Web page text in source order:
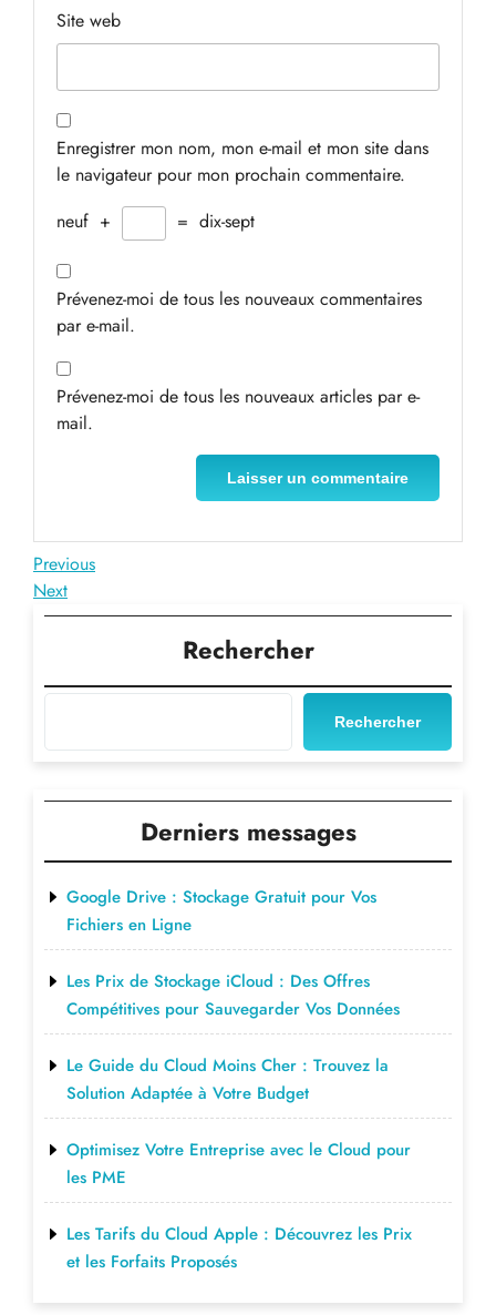
Site web
Enregistrer mon nom, mon e-mail et mon site dans
le navigateur pour mon prochain commentaire.
neuf + = dix-sept
Prévenez-moi de tous les nouveaux commentaires
par e-mail.
Prévenez-moi de tous les nouveaux articles par e-
mail.
Navigation
de
Previous
Post
Previous
Next
Post
Next
Rechercher
Rechercher
Derniers messages
Google Drive : Stockage Gratuit pour Vos
Fichiers en Ligne
Les Prix de Stockage iCloud : Des Offres
Compétitives pour Sauvegarder Vos Données
Le Guide du Cloud Moins Cher : Trouvez la
Solution Adaptée à Votre Budget
Optimisez Votre Entreprise avec le Cloud pour
les PME
Les Tarifs du Cloud Apple : Découvrez les Prix
et les Forfaits Proposés